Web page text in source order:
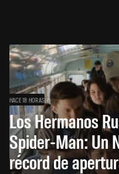
HACE 18 HORAS
Los Hermanos
Spider-Man: Un
récord de